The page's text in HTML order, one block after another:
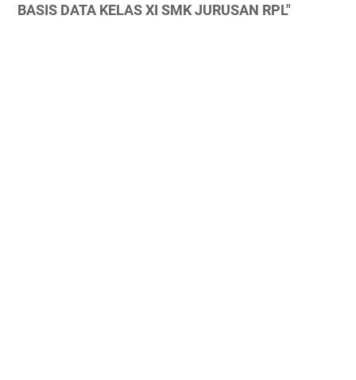
BASIS DATA KELAS XI SMK JURUSAN RPL"